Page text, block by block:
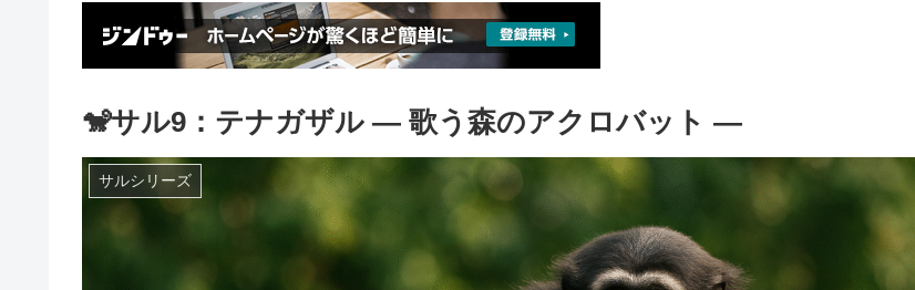
🐒サル9：テナガザル ― 歌う森のアクロバット ―
サルシリーズ